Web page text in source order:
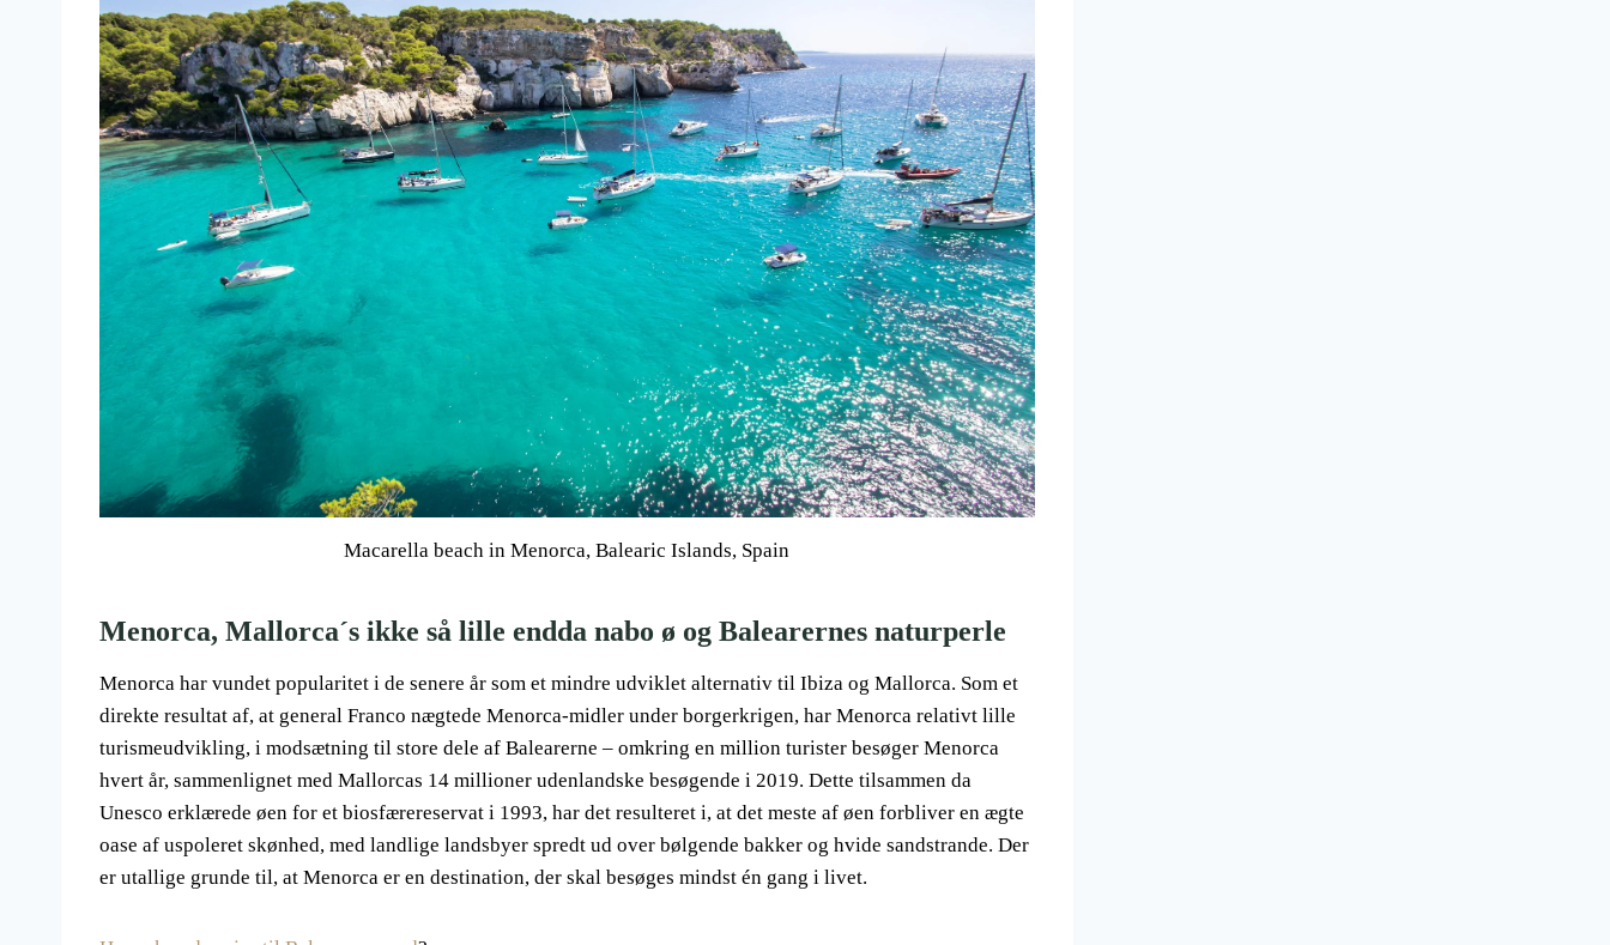
Macarella beach in Menorca, Balearic Islands, Spain
Menorca, Mallorca´s ikke så lille endda nabo ø og Balearernes naturperle
Menorca har vundet popularitet i de senere år som et mindre udviklet alternativ til Ibiza og Mallorca. Som et
direkte resultat af, at general Franco nægtede Menorca-midler under borgerkrigen, har Menorca relativt lille
turismeudvikling, i modsætning til store dele af Balearerne – omkring en million turister besøger Menorca
hvert år, sammenlignet med Mallorcas 14 millioner udenlandske besøgende i 2019. Dette tilsammen da
Unesco erklærede øen for et biosfærereservat i 1993, har det resulteret i, at det meste af øen forbliver en ægte
oase af uspoleret skønhed, med landlige landsbyer spredt ud over bølgende bakker og hvide sandstrande. Der
er utallige grunde til, at Menorca er en destination, der skal besøges mindst én gang i livet.